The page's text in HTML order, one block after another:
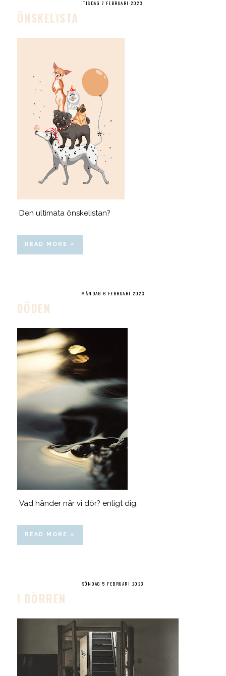
TISDAG 7 FEBRUARI 2023
ÖNSKELISTA
Den ultimata önskelistan?
READ MORE »
MÅNDAG 6 FEBRUARI 2023
DÖDEN
Vad händer när vi dör? enligt dig.
READ MORE »
SÖNDAG 5 FEBRUARI 2023
I DÖRREN